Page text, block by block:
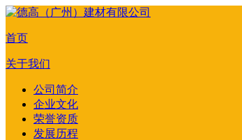
首页
关于我们
公司简介
企业文化
荣誉资质
发展历程